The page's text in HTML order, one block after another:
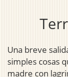
Una breve
simples cosas
madre con